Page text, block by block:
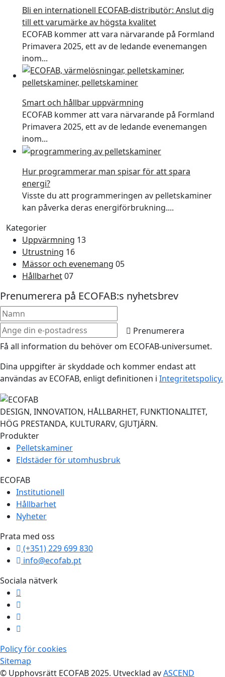
Bli en internationell ECOFAB-distributör: Anslut dig
till ett varumärke av högsta kvalitet
ECOFAB kommer att vara närvarande på Formland
Primavera 2025, ett av de ledande evenemangen
inom...
Smart och hållbar uppvärmning
ECOFAB kommer att vara närvarande på Formland
Primavera 2025, ett av de ledande evenemangen
inom...
Hur programmerar man spisar för att spara
energi?
Visste du att programmeringen av pelletskaminer
kan påverka deras energiförbrukning....
Kategorier
Uppvärmning 13
Utrustning 16
Mässor och evenemang 05
Hållbarhet07
Prenumerera på ECOFAB:s nyhetsbrev
Prenumerera
Få all information du behöver om ECOFAB-universumet.
Dina uppgifter är skyddade och kommer endast att
användas av ECOFAB, enligt definitionen i Integritetspolicy.
DESIGN, INNOVATION, HÅLLBARHET, FUNKTIONALITET,
HÖG PRESTANDA, KULTURARV, GJUTJÄRN.
Produkter
Pelletskaminer
Eldstäder för utomhusbruk
ECOFAB
Institutionell
Hållbarhet
Nyheter
Prata med oss
(+351) 229 699 830
info@ecofab.pt
Sociala nätverk
Policy för cookies
Sitemap
© Upphovsrätt ECOFAB 2025. Utvecklad avASCEND